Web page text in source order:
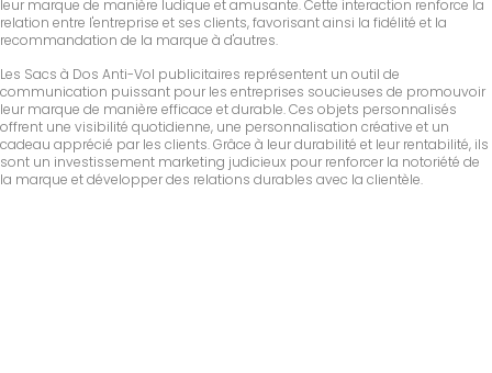
leur marque de manière ludique et amusante. Cette interaction renforce la
relation entre l'entreprise et ses clients, favorisant ainsi la fidélité et la
recommandation de la marque à d'autres.
Les Sacs à Dos Anti-Vol publicitaires représentent un outil de
communication puissant pour les entreprises soucieuses de promouvoir
leur marque de manière efficace et durable. Ces objets personnalisés
offrent une visibilité quotidienne, une personnalisation créative et un
cadeau apprécié par les clients. Grâce à leur durabilité et leur rentabilité, ils
sont un investissement marketing judicieux pour renforcer la notoriété de
la marque et développer des relations durables avec la clientèle.